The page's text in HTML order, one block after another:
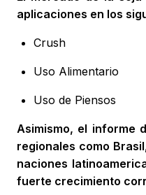
aplicaciones en los
Crush
Uso Alimentario
Uso de Piensos
Asimismo, el informe
regionales como
naciones
fuerte crecimiento